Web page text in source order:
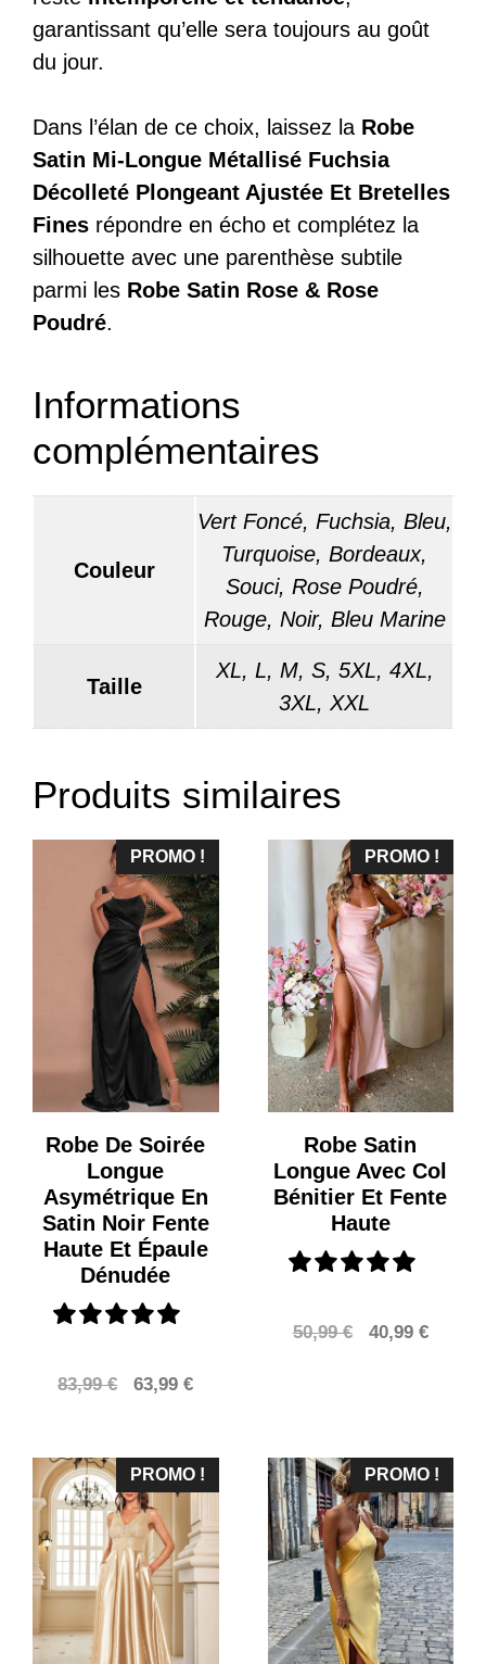
garantissant qu’elle sera toujours au goût
du jour.
Dans l’élan de ce choix, laissez la Robe
Satin Mi-Longue Métallisé Fuchsia
Décolleté Plongeant Ajustée Et Bretelles
Fines répondre en écho et complétez la
silhouette avec une parenthèse subtile
parmi les Robe Satin Rose & Rose
Poudré.
Informations
complémentaires
Couleur
Vert Foncé, Fuchsia, Bleu,
Turquoise, Bordeaux,
Souci, Rose Poudré,
Rouge, Noir, Bleu Marine
Taille
XL, L, M, S, 5XL, 4XL,
3XL, XXL
Produits similaires
PROMO !
Robe De Soirée
Longue
Asymétrique En
Satin Noir Fente
Haute Et Épaule
Dénudée
83,99€
Le
était :
83,99 €.
63,99€Le
est :
63,99 €.
PROMO !
Robe Satin
Longue Avec Col
Bénitier Et Fente
Haute
50,99€
Le
40,99 €Le
PROMO ! PROMO !